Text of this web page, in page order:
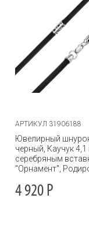
АРТИКУЛ 31906188
Ювелирный
черный, Каучук
серебряным
"Орнамент",
4 920 Р